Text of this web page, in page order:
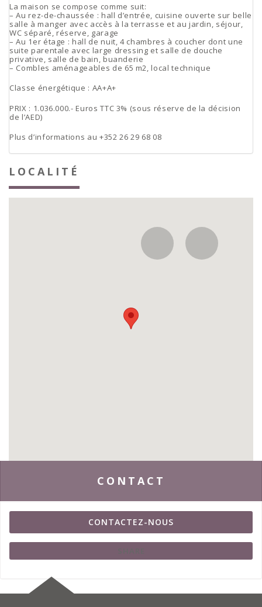
La maison se compose comme suit:
– Au rez-de-chaussée : hall d’entrée, cuisine ouverte sur belle
salle à manger avec accès à la terrasse et au jardin, séjour,
WC séparé, réserve, garage
– Au 1er étage : hall de nuit, 4 chambres à coucher dont une
suite parentale avec large dressing et salle de douche
privative, salle de bain, buanderie
– Combles aménageables de 65 m2, local technique
Classe énergétique : AA+A+
PRIX : 1.036.000.- Euros TTC 3% (sous réserve de la décision
de l’AED)
Plus d’informations au +352 26 29 68 08
LOCALITÉ
CONTACT
CONTACTEZ-NOUS